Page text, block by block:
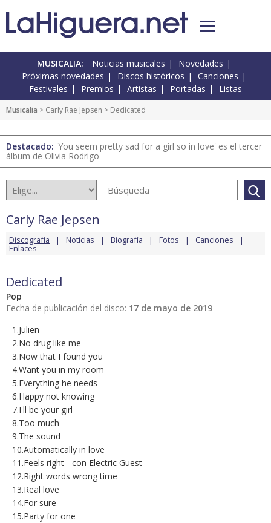
MUSICALIA: Noticias musicales
Novedades
Próximas novedades
Discos históricos
Canciones
Festivales
Premios Artistas Portadas Listas
Musicalia > Carly Rae Jepsen > Dedicated
Destacado: 'You seem pretty sad for a girl so in love' es el tercer
álbum de Olivia Rodrigo
Carly Rae Jepsen
Discografía Noticias Biografía Fotos Canciones
Enlaces
Dedicated
Pop
Fecha de publicación del disco: 17 de mayo de 2019
1.Julien
2.No drug like me
3.Now that I found you
4.Want you in my room
5.Everything he needs
6.Happy not knowing
7.I'll be your girl
8.Too much
9.The sound
10.Automatically in love
11.Feels right - con Electric Guest
12.Right words wrong time
13.Real love
14.For sure
15.Party for one